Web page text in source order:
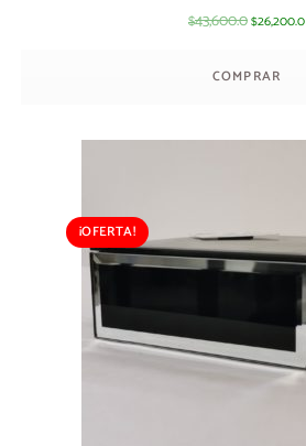
$43,600.0 $26,200.0
COMPRAR
¡OFERTA!